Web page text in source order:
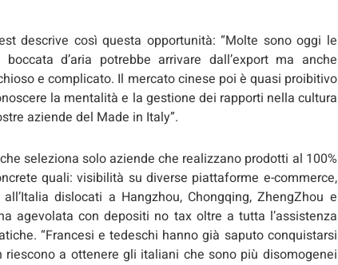
descrive così questa opportunità: “Molte sono oggi le
d’aria potrebbe arrivare dall’export ma anche
e complicato. Il mercato cinese poi è quasi proibitivo
la mentalità e la gestione dei rapporti nella cultura
aziende del Made in Italy”.
seleziona solo aziende che realizzano prodotti al 100%
quali: visibilità su diverse piattaforme e-commerce,
dislocati a Hangzhou, Chongqing, ZhengZhou e
agevolata con depositi no tax oltre a tutta l’assistenza
“Francesi e tedeschi hanno già saputo conquistarsi
a ottenere gli italiani che sono più disomogenei